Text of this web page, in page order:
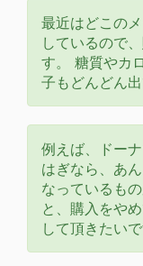
最近はどこの
しているので
す。 糖質やカ
子もどんどん
例えば、ドー
はぎなら、あ
なっているも
と、購入をや
して頂きたいで